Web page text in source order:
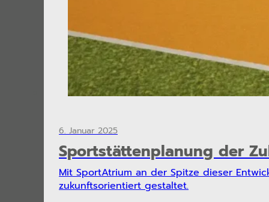
6. Januar 2025
Sportstättenplanung der
Mit SportAtrium an der Spitze dieser
zukunftsorientiert gestaltet.